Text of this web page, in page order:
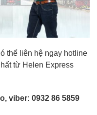
thể liên hệ ngay hotline
từ Helen Express
viber: 0932 86 5859